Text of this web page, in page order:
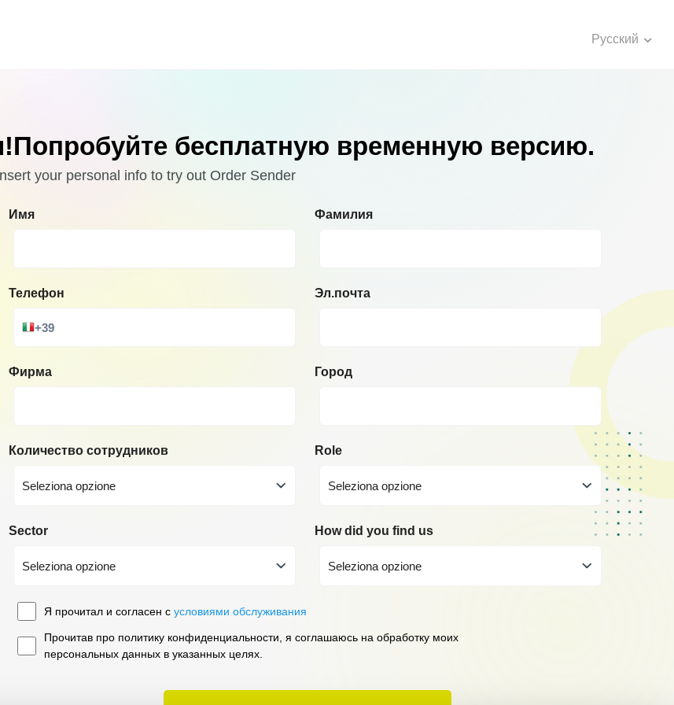
Русский
бесплатную временную версию.
your personal info to try out Order Sender
Имя Фамилия
Телефон
+39
Эл.почта
Фирма Город
Количество сотрудников
Seleziona opzione
Role
Seleziona opzione
Sector
Seleziona opzione
How did you find us
Seleziona opzione
Я прочитал и согласен с условиями обслуживания
Прочитав про политику конфиденциальности, я соглашаюсь на обработку моих
персональных данных в указанных целях.